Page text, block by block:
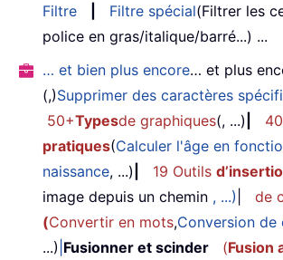
Filtre
Filtre spécial(Filtrer les
police en gras/italique/barré...) ...
… et bien plus encore… et plus
(,)Supprimer des caractères
50+Typesde graphiques(, ...)
pratiques(Calculer l'âge en
naissance, ...) 19 Outils
image depuis un chemin , ...)
de
(Convertir en mots,Conversion de
...) Fusionner et scinder (Fusion